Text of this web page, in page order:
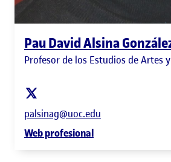
Pau David Alsina
Profesor de los Estudios de Artes
palsinag@uoc.edu
Web profesional